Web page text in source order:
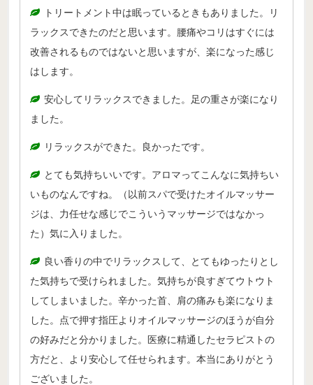
トリートメント中は眠っているときもありました。リ
ラックスできたのだと思います。腰痛やコリはすぐには
改善されるものではないと思いますが、楽になった感じ
はします。
安心してリラックスできました。足の重さが楽になり
ました。
リラックスができた。良かったです。
とても気持ちいいです。アロマってこんなに気持ちい
いものなんですね。（以前スパで受けたオイルマッサー
ジは、力任せな感じでこういうマッサージではなかっ
た）気に入りました。
良い香りの中でリラックスして、とてもゆったりとし
た気持ちで受けられました。気持ちが良すぎてウトウト
してしまいました。辛かった首、肩の痛みも楽になりま
した。点で押す指圧よりオイルマッサージのほうが自分
の好みだと分かりました。医療に精通したセラピストの
方だと、より安心して任せられます。本当にありがとう
ございました。
医療福祉現場のアロマ
卒業生の医療福祉への導入例
病院のアロマ施術日誌